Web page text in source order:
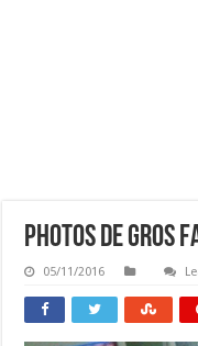
Photos De Gros
05/11/2016